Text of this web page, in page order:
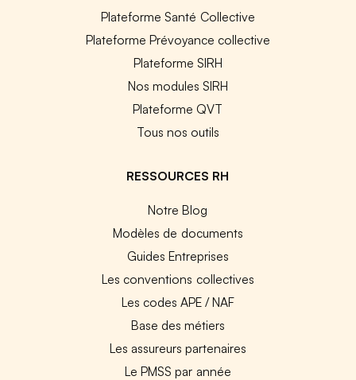
Plateforme Santé Collective
Plateforme Prévoyance collective
Plateforme SIRH
Nos modules SIRH
Plateforme QVT
Tous nos outils
RESSOURCES RH
Notre Blog
Modèles de documents
Guides Entreprises
Les conventions collectives
Les codes APE / NAF
Base des métiers
Les assureurs partenaires
Le PMSS par année